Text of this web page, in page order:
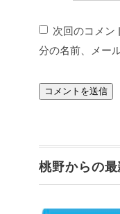
次回のコメン
分の名前、メー
桃野からの最